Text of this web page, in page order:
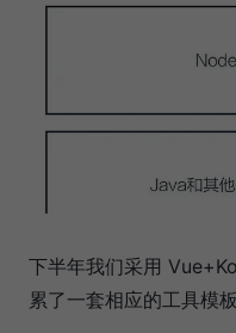
下半年我们采用
累了一套相应的工具模